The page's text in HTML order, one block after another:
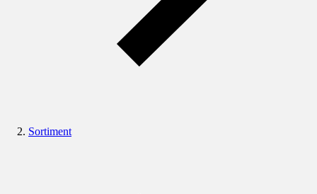
Sortiment